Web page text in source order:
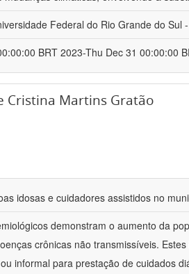
Federal do Rio Grande do Sul
BRT 2023-Thu Dec 31 00:00:00
Cristina Martins Gratão
idosas e cuidadores assistidos no
demonstram o aumento da
crônicas não transmissíveis.
informal para prestação de cuidados